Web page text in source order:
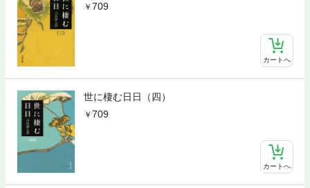
709
カートへ
世に棲む日日（四）
709
カートへ